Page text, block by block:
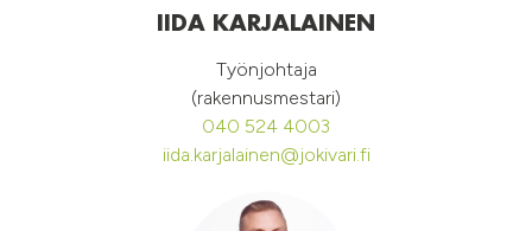
IIDA KARJALAINEN
Työnjohtaja
(rakennusmestari)
040 524 4003
iida.karjalainen@jokivari.fi